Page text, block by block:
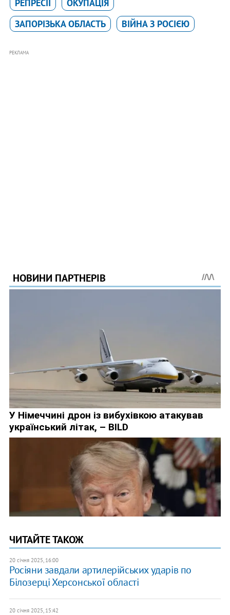
РЕПРЕСІЇ
ОКУПАЦІЯ
ЗАПОРІЗЬКА ОБЛАСТЬ
ВІЙНА З РОСІЄЮ
РЕКЛАМА
ЧИТАЙТЕ ТАКОЖ
20 січня 2025, 16:00
Росіяни завдали артилерійських ударів по
Білозерці Херсонської області
20 січня 2025, 15:42